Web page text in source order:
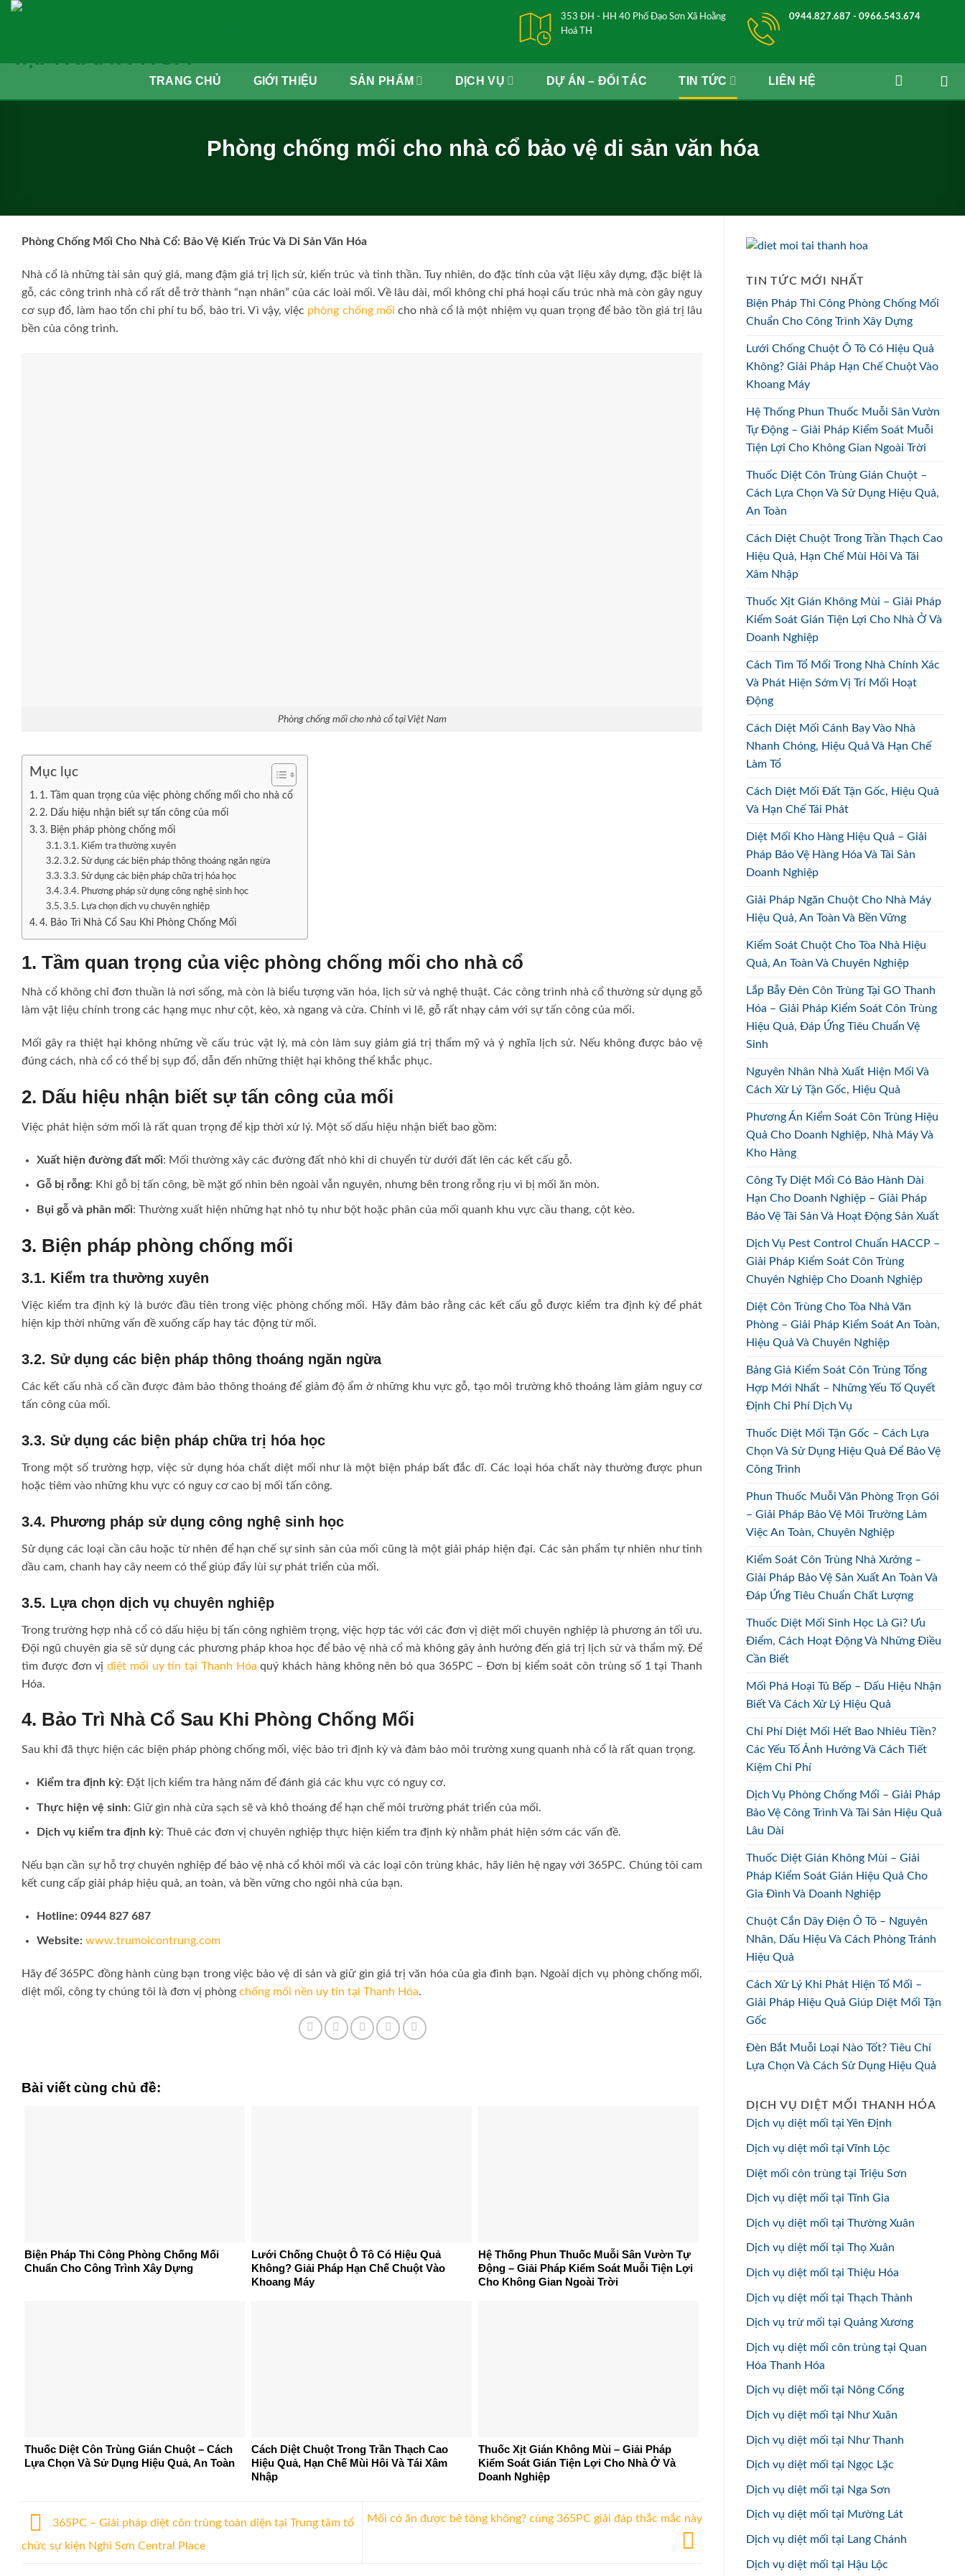
Skip
353 ĐH - HH 40 Phố Đạo Sơn Xã Hoằng
Hoá TH
0944.827.687 - 0966.543.674
TRANG CHỦ GIỚI THIỆU SẢN PHẨM DỊCH VỤ DỰ ÁN – ĐỐI TÁC TIN TỨC LIÊN HỆ
Phòng chống mối cho nhà cổ bảo vệ di sản văn hóa
Phòng Chống Mối Cho Nhà Cổ: Bảo Vệ Kiến Trúc Và Di Sản Văn Hóa
Nhà cổ là những tài sản quý giá, mang đậm giá trị lịch sử, kiến trúc và tinh thần. Tuy nhiên, do đặc tính của vật liệu xây dựng, đặc biệt là
gỗ, các công trình nhà cổ rất dễ trở thành “nạn nhân” của các loài mối. Về lâu dài, mối không chỉ phá hoại cấu trúc nhà mà còn gây nguy
cơ sụp đổ, làm hao tổn chi phí tu bổ, bảo trì. Vì vậy, việc phòng chống mối cho nhà cổ là một nhiệm vụ quan trọng để bảo tồn giá trị lâu
bền của công trình.
Phòng chống mối cho nhà cổ tại Việt Nam
Mục lục
1. Tầm quan trọng của việc phòng chống mối cho nhà cổ
2. Dấu hiệu nhận biết sự tấn công của mối
3. Biện pháp phòng chống mối
3.1. Kiểm tra thường xuyên
3.2. Sử dụng các biện pháp thông thoáng ngăn ngừa
3.3. Sử dụng các biện pháp chữa trị hóa học
3.4. Phương pháp sử dụng công nghệ sinh học
3.5. Lựa chọn dịch vụ chuyên nghiệp
4. Bảo Trì Nhà Cổ Sau Khi Phòng Chống Mối
1. Tầm quan trọng của việc phòng chống mối cho nhà cổ
Nhà cổ không chỉ đơn thuần là nơi sống, mà còn là biểu tượng văn hóa, lịch sử và nghệ thuật. Các công trình nhà cổ thường sử dụng gỗ
làm vật liệu chính trong các hạng mục như cột, kèo, xà ngang và cửa. Chính vì lẽ, gỗ rất nhạy cảm với sự tấn công của mối.
Mối gây ra thiệt hại không những về cấu trúc vật lý, mà còn làm suy giảm giá trị thẩm mỹ và ý nghĩa lịch sử. Nếu không được bảo vệ
đúng cách, nhà cổ có thể bị sụp đổ, dẫn đến những thiệt hại không thể khắc phục.
2. Dấu hiệu nhận biết sự tấn công của mối
Việc phát hiện sớm mối là rất quan trọng để kịp thời xử lý. Một số dấu hiệu nhận biết bao gồm:
Xuất hiện đường đất mối: Mối thường xây các đường đất nhỏ khi di chuyển từ dưới đất lên các kết cấu gỗ.
Gỗ bị rỗng: Khi gỗ bị tấn công, bề mặt gố nhìn bên ngoài vẫn nguyên, nhưng bên trong rỗng rịu vì bị mối ăn mòn.
Bụi gỗ và phân mối: Thường xuất hiện những hạt nhỏ tụ như bột hoặc phân của mối quanh khu vực cầu thang, cột kèo.
3. Biện pháp phòng chống mối
3.1. Kiểm tra thường xuyên
Việc kiểm tra định kỳ là bước đầu tiên trong việc phòng chống mối. Hãy đảm bảo rằng các kết cấu gỗ được kiểm tra định kỳ để phát
hiện kịp thời những vấn đề xuống cấp hay tác động từ mối.
3.2. Sử dụng các biện pháp thông thoáng ngăn ngừa
Các kết cấu nhà cổ cần được đảm bảo thông thoáng để giảm độ ẩm ở những khu vực gỗ, tạo môi trường khô thoáng làm giảm nguy cơ
tấn công của mối.
3.3. Sử dụng các biện pháp chữa trị hóa học
Trong một số trường hợp, việc sử dụng hóa chất diệt mối như là một biện pháp bất đắc dĩ. Các loại hóa chất này thường được phun
hoặc tiêm vào những khu vực có nguy cơ cao bị mối tấn công.
3.4. Phương pháp sử dụng công nghệ sinh học
Sử dụng các loại cần câu hoặc từ nhên để hạn chế sự sinh sản của mối cũng là một giải pháp hiện đại. Các sản phẩm tự nhiên như tinh
dầu cam, chanh hay cây neem có thể giúp đẩy lùi sự phát triển của mối.
3.5. Lựa chọn dịch vụ chuyên nghiệp
Trong trường hợp nhà cổ có dấu hiệu bị tấn công nghiêm trọng, việc hợp tác với các đơn vị diệt mối chuyên nghiệp là phương án tối ưu.
Đội ngũ chuyên gia sẽ sử dụng các phương pháp khoa học để bảo vệ nhà cổ mà không gây ảnh hưởng đến giá trị lịch sử và thẩm mỹ. Để
tìm được đơn vịdiệt mối uy tín tại Thanh Hóa quý khách hàng không nên bỏ qua 365PC – Đơn bị kiểm soát côn trùng số 1 tại Thanh
Hóa.
4. Bảo Trì Nhà Cổ Sau Khi Phòng Chống Mối
Sau khi đã thực hiện các biện pháp phòng chống mối, việc bảo trì định kỳ và đảm bảo môi trường xung quanh nhà cổ là rất quan trọng.
Kiểm tra định kỳ: Đặt lịch kiểm tra hàng năm để đánh giá các khu vực có nguy cơ.
Thực hiện vệ sinh: Giữ gìn nhà cửa sạch sẽ và khô thoáng để hạn chế môi trường phát triển của mối.
Dịch vụ kiểm tra định kỳ: Thuê các đơn vị chuyên nghiệp thực hiện kiểm tra định kỳ nhằm phát hiện sớm các vấn đề.
Nếu bạn cần sự hỗ trợ chuyên nghiệp để bảo vệ nhà cổ khỏi mối và các loại côn trùng khác, hãy liên hệ ngay với 365PC. Chúng tôi cam
kết cung cấp giải pháp hiệu quả, an toàn, và bền vững cho ngôi nhà của bạn.
Hotline: 0944 827 687
Website: www.trumoicontrung.com
Hãy để 365PC đồng hành cùng bạn trong việc bảo vệ di sản và giữ gìn giá trị văn hóa của gia đình bạn. Ngoài dịch vụ phòng chống mối,
diệt mối, công ty chúng tôi là đơn vị phòng chống mối nền uy tín tại Thanh Hóa.
Bài viết cùng chủ đề:
Biện Pháp Thi Công Phòng Chống Mối
Chuẩn Cho Công Trình Xây Dựng
Lưới Chống Chuột Ô Tô Có Hiệu Quả
Không? Giải Pháp Hạn Chế Chuột Vào
Khoang Máy
Hệ Thống Phun Thuốc Muỗi Sân Vườn Tự
Động – Giải Pháp Kiểm Soát Muỗi Tiện Lợi
Cho Không Gian Ngoài Trời
Thuốc Diệt Côn Trùng Gián Chuột – Cách
Lựa Chọn Và Sử Dụng Hiệu Quả, An Toàn
Cách Diệt Chuột Trong Trần Thạch Cao
Hiệu Quả, Hạn Chế Mùi Hôi Và Tái Xâm
Nhập
Thuốc Xịt Gián Không Mùi – Giải Pháp
Kiểm Soát Gián Tiện Lợi Cho Nhà Ở Và
Doanh Nghiệp
365PC – Giải pháp diệt côn trùng toàn diện tại Trung tâm tổ
chức sự kiện Nghi Sơn Central Place
Mối có ăn được bê tông không? cùng 365PC giải đáp thắc mắc này
TIN TỨC MỚI NHẤT
Biện Pháp Thi Công Phòng Chống Mối
Chuẩn Cho Công Trình Xây Dựng
Lưới Chống Chuột Ô Tô Có Hiệu Quả
Không? Giải Pháp Hạn Chế Chuột Vào
Khoang Máy
Hệ Thống Phun Thuốc Muỗi Sân Vườn
Tự Động – Giải Pháp Kiểm Soát Muỗi
Tiện Lợi Cho Không Gian Ngoài Trời
Thuốc Diệt Côn Trùng Gián Chuột –
Cách Lựa Chọn Và Sử Dụng Hiệu Quả,
An Toàn
Cách Diệt Chuột Trong Trần Thạch Cao
Hiệu Quả, Hạn Chế Mùi Hôi Và Tái
Xâm Nhập
Thuốc Xịt Gián Không Mùi – Giải Pháp
Kiểm Soát Gián Tiện Lợi Cho Nhà Ở Và
Doanh Nghiệp
Cách Tìm Tổ Mối Trong Nhà Chính Xác
Và Phát Hiện Sớm Vị Trí Mối Hoạt
Động
Cách Diệt Mối Cánh Bay Vào Nhà
Nhanh Chóng, Hiệu Quả Và Hạn Chế
Làm Tổ
Cách Diệt Mối Đất Tận Gốc, Hiệu Quả
Và Hạn Chế Tái Phát
Diệt Mối Kho Hàng Hiệu Quả – Giải
Pháp Bảo Vệ Hàng Hóa Và Tài Sản
Doanh Nghiệp
Giải Pháp Ngăn Chuột Cho Nhà Máy
Hiệu Quả, An Toàn Và Bền Vững
Kiểm Soát Chuột Cho Tòa Nhà Hiệu
Quả, An Toàn Và Chuyên Nghiệp
Lắp Bẫy Đèn Côn Trùng Tại GO Thanh
Hóa – Giải Pháp Kiểm Soát Côn Trùng
Hiệu Quả, Đáp Ứng Tiêu Chuẩn Vệ
Sinh
Nguyên Nhân Nhà Xuất Hiện Mối Và
Cách Xử Lý Tận Gốc, Hiệu Quả
Phương Án Kiểm Soát Côn Trùng Hiệu
Quả Cho Doanh Nghiệp, Nhà Máy Và
Kho Hàng
Công Ty Diệt Mối Có Bảo Hành Dài
Hạn Cho Doanh Nghiệp – Giải Pháp
Bảo Vệ Tài Sản Và Hoạt Động Sản Xuất
Dịch Vụ Pest Control Chuẩn HACCP –
Giải Pháp Kiểm Soát Côn Trùng
Chuyên Nghiệp Cho Doanh Nghiệp
Diệt Côn Trùng Cho Tòa Nhà Văn
Phòng – Giải Pháp Kiểm Soát An Toàn,
Hiệu Quả Và Chuyên Nghiệp
Bảng Giá Kiểm Soát Côn Trùng Tổng
Hợp Mới Nhất – Những Yếu Tố Quyết
Định Chi Phí Dịch Vụ
Thuốc Diệt Mối Tận Gốc – Cách Lựa
Chọn Và Sử Dụng Hiệu Quả Để Bảo Vệ
Công Trình
Phun Thuốc Muỗi Văn Phòng Trọn Gói
– Giải Pháp Bảo Vệ Môi Trường Làm
Việc An Toàn, Chuyên Nghiệp
Kiểm Soát Côn Trùng Nhà Xưởng –
Giải Pháp Bảo Vệ Sản Xuất An Toàn Và
Đáp Ứng Tiêu Chuẩn Chất Lượng
Thuốc Diệt Mối Sinh Học Là Gì? Ưu
Điểm, Cách Hoạt Động Và Những Điều
Cần Biết
Mối Phá Hoại Tủ Bếp – Dấu Hiệu Nhận
Biết Và Cách Xử Lý Hiệu Quả
Chi Phí Diệt Mối Hết Bao Nhiêu Tiền?
Các Yếu Tố Ảnh Hưởng Và Cách Tiết
Kiệm Chi Phí
Dịch Vụ Phòng Chống Mối – Giải Pháp
Bảo Vệ Công Trình Và Tài Sản Hiệu Quả
Lâu Dài
Thuốc Diệt Gián Không Mùi – Giải
Pháp Kiểm Soát Gián Hiệu Quả Cho
Gia Đình Và Doanh Nghiệp
Chuột Cắn Dây Điện Ô Tô – Nguyên
Nhân, Dấu Hiệu Và Cách Phòng Tránh
Hiệu Quả
Cách Xử Lý Khi Phát Hiện Tổ Mối –
Giải Pháp Hiệu Quả Giúp Diệt Mối Tận
Gốc
Đèn Bắt Muỗi Loại Nào Tốt? Tiêu Chí
Lựa Chọn Và Cách Sử Dụng Hiệu Quả
DỊCH VỤ DIỆT MỐI THANH HÓA
Dịch vụ diệt mối tại Yên Định
Dịch vụ diệt mối tại Vĩnh Lộc
Diệt mối côn trùng tại Triệu Sơn
Dịch vụ diệt mối tại Tĩnh Gia
Dịch vụ diệt mối tại Thường Xuân
Dịch vụ diệt mối tại Thọ Xuân
Dịch vụ diệt mối tại Thiệu Hóa
Dịch vụ diệt mối tại Thạch Thành
Dịch vụ trừ mối tại Quảng Xương
Dịch vụ diệt mối côn trùng tại Quan
Hóa Thanh Hóa
Dịch vụ diệt mối tại Nông Cống
Dịch vụ diệt mối tại Như Xuân
Dịch vụ diệt mối tại Như Thanh
Dịch vụ diệt mối tại Ngọc Lặc
Dịch vụ diệt mối tại Nga Sơn
Dịch vụ diệt mối tại Mường Lát
Dịch vụ diệt mối tại Lang Chánh
Dịch vụ diệt mối tại Hậu Lộc